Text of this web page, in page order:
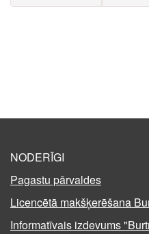
NODERĪGI
Pagastu pārvaldes
Licencētā makšķerēšana
Informatīvais izdevums